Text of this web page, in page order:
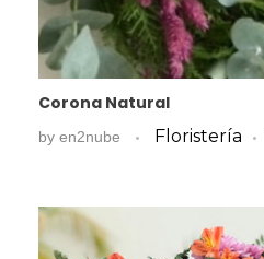
Corona Natural
by en2nube Floristería